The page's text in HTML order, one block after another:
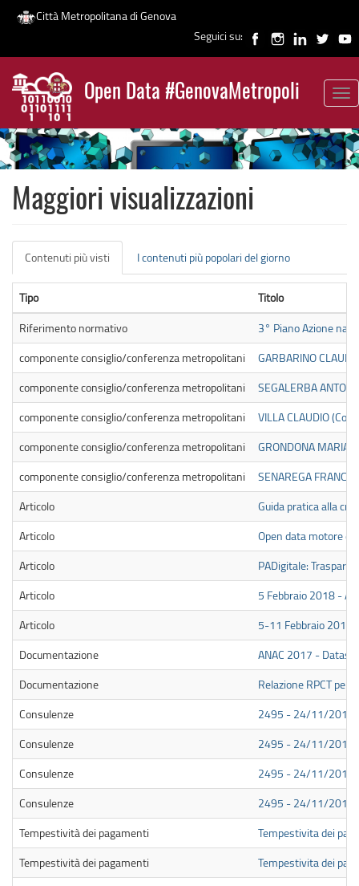
Salta
contenuto
principale
Città Metropolitana di Genova
Seguici su:
Open Data #GenovaMetropoli
News
Maggiori visualizzazioni
Schede
primarie
Contenuti più visti (scheda
attiva)
I contenuti più popolari del giorno
Tipo
Titolo
Riferimento normativo
3° Piano Azione
componente consiglio/conferenza metropolitani
GARBARINO
componente consiglio/conferenza metropolitani
SEGALERBA
componente consiglio/conferenza metropolitani
VILLA CLAUDIO
componente consiglio/conferenza metropolitani
GRONDONA
componente consiglio/conferenza metropolitani
SENAREGA
Articolo
Guida pratica alla
Articolo
Open data motore
Articolo
PADigitale:
Articolo
5 Febbraio 2018 - A
Articolo
5-11 Febbraio
Documentazione
ANAC 2017 - Dataset
Documentazione
Relazione RPCT per
Consulenze
2495 - 24/11/2017
Consulenze
2495 - 24/11/2017
Consulenze
2495 - 24/11/2017 -
Consulenze
2495 - 24/11/2017
Tempestività dei pagamenti
Tempestivita dei
Tempestività dei pagamenti
Tempestivita dei